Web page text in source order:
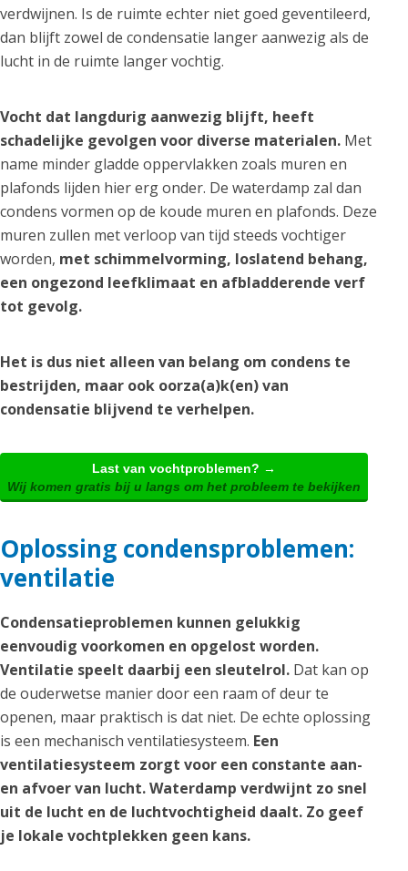
verdwijnen. Is de ruimte echter niet goed geventileerd,
dan blijft zowel de condensatie langer aanwezig als de
lucht in de ruimte langer vochtig.
Vocht dat langdurig aanwezig blijft, heeft
schadelijke gevolgen voor diverse materialen. Met
name minder gladde oppervlakken zoals muren en
plafonds lijden hier erg onder. De waterdamp zal dan
condens vormen op de koude muren en plafonds. Deze
muren zullen met verloop van tijd steeds vochtiger
worden, met schimmelvorming, loslatend behang,
een ongezond leefklimaat en afbladderende verf
tot gevolg.
Het is dus niet alleen van belang om condens te
bestrijden, maar ook oorza(a)k(en) van
condensatie blijvend te verhelpen.
Last van vochtproblemen? →
Wij komen gratis bij u langs om het probleem te bekijken
Oplossing condensproblemen:
ventilatie
Condensatieproblemen kunnen gelukkig
eenvoudig voorkomen en opgelost worden.
Ventilatie speelt daarbij een sleutelrol. Dat kan op
de ouderwetse manier door een raam of deur te
openen, maar praktisch is dat niet. De echte oplossing
is een mechanisch ventilatiesysteem. Een
ventilatiesysteem zorgt voor een constante aan-
en afvoer van lucht. Waterdamp verdwijnt zo snel
uit de lucht en de luchtvochtigheid daalt. Zo geef
je lokale vochtplekken geen kans.